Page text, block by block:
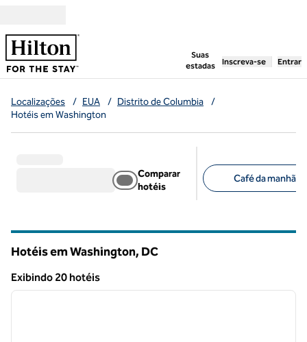
Suas
estadas
, abre uma nova
Inscreva-se Entrar
Localizações / EUA / Distrito de Columbia
/
Hotéis em Washington
Comparar
hotéis
Café da manhã
Hotéis em Washington, DC
Exibindo 20 hotéis
Exibindo 20 hotéis
1 de 12